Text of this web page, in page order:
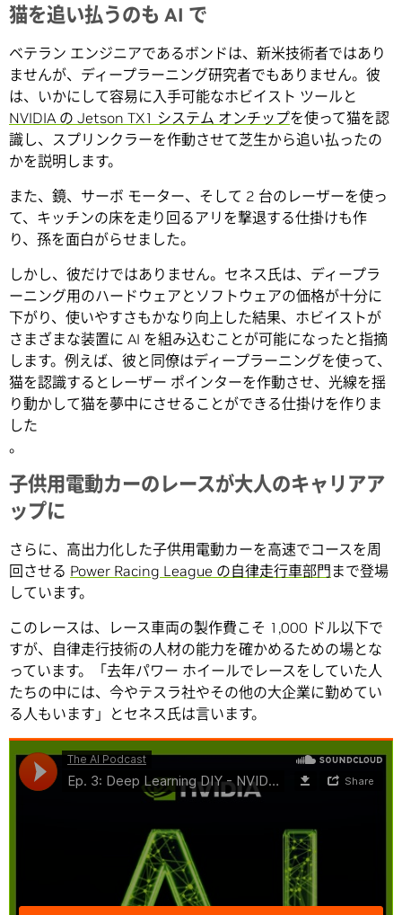
猫を追い払うのも AI で
ベテラン エンジニアであるボンドは、新米技術者ではあり
ませんが、ディープラーニング研究者でもありません。彼
は、いかにして容易に入手可能なホビイスト ツールと
NVIDIA の Jetson TX1 システム オンチップを使って猫を認
識し、スプリンクラーを作動させて芝生から追い払ったの
かを説明します。
また、鏡、サーボ モーター、そして 2 台のレーザーを使っ
て、キッチンの床を走り回るアリを撃退する仕掛けも作
り、孫を面白がらせました。
しかし、彼だけではありません。セネス氏は、ディープラ
ーニング用のハードウェアとソフトウェアの価格が十分に
下がり、使いやすさもかなり向上した結果、ホビイストが
さまざまな装置に AI を組み込むことが可能になったと指摘
します。例えば、彼と同僚はディープラーニングを使って、
猫を認識するとレーザー ポインターを作動させ、光線を揺
り動かして猫を夢中にさせることができる仕掛けを作りま
した
。
子供用電動カーのレースが大人のキャリアア
ップに
さらに、高出力化した子供用電動カーを高速でコースを周
回させる Power Racing League の自律走行車部門 まで登場
しています。
このレースは、レース車両の製作費こそ 1,000 ドル以下で
すが、自律走行技術の人材の能力を確かめるための場とな
っています。「去年パワー ホイールでレースをしていた人
たちの中には、今やテスラ社やその他の大企業に勤めてい
る人もいます」とセネス氏は言います。